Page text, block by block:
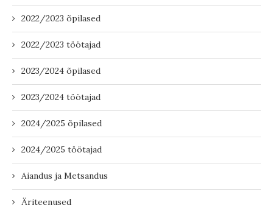
2022/2023 õpilased
2022/2023 töötajad
2023/2024 õpilased
2023/2024 töötajad
2024/2025 õpilased
2024/2025 töötajad
Aiandus ja Metsandus
Äriteenused